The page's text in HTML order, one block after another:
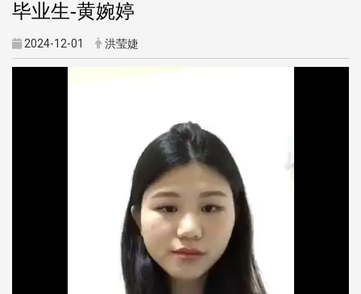
毕业生-黄婉婷
2024-12-01 洪莹婕